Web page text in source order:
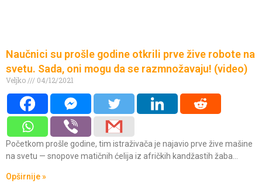
Naučnici su prošle godine otkrili prve žive robote na
svetu. Sada, oni mogu da se razmnožavaju! (video)
Veljko 04/12/2021
Početkom prošle godine, tim istraživača je najavio prve žive mašine
na svetu — snopove matičnih ćelija iz afričkih kandžastih žaba…
Opširnije »